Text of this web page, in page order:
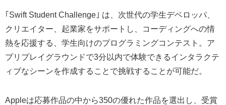
｢Swift Student Challenge｣ は、次世代の学生デベロッパ、
クリエイター、起業家をサポートし、コーディングへの情
熱を応援する、学生向けのプログラミングコンテスト。ア
プリプレイグラウンドで3分以内で体験できるインタラクテ
ィブなシーンを作成することで挑戦することが可能だ。
Appleは応募作品の中から350の優れた作品を選出し、受賞